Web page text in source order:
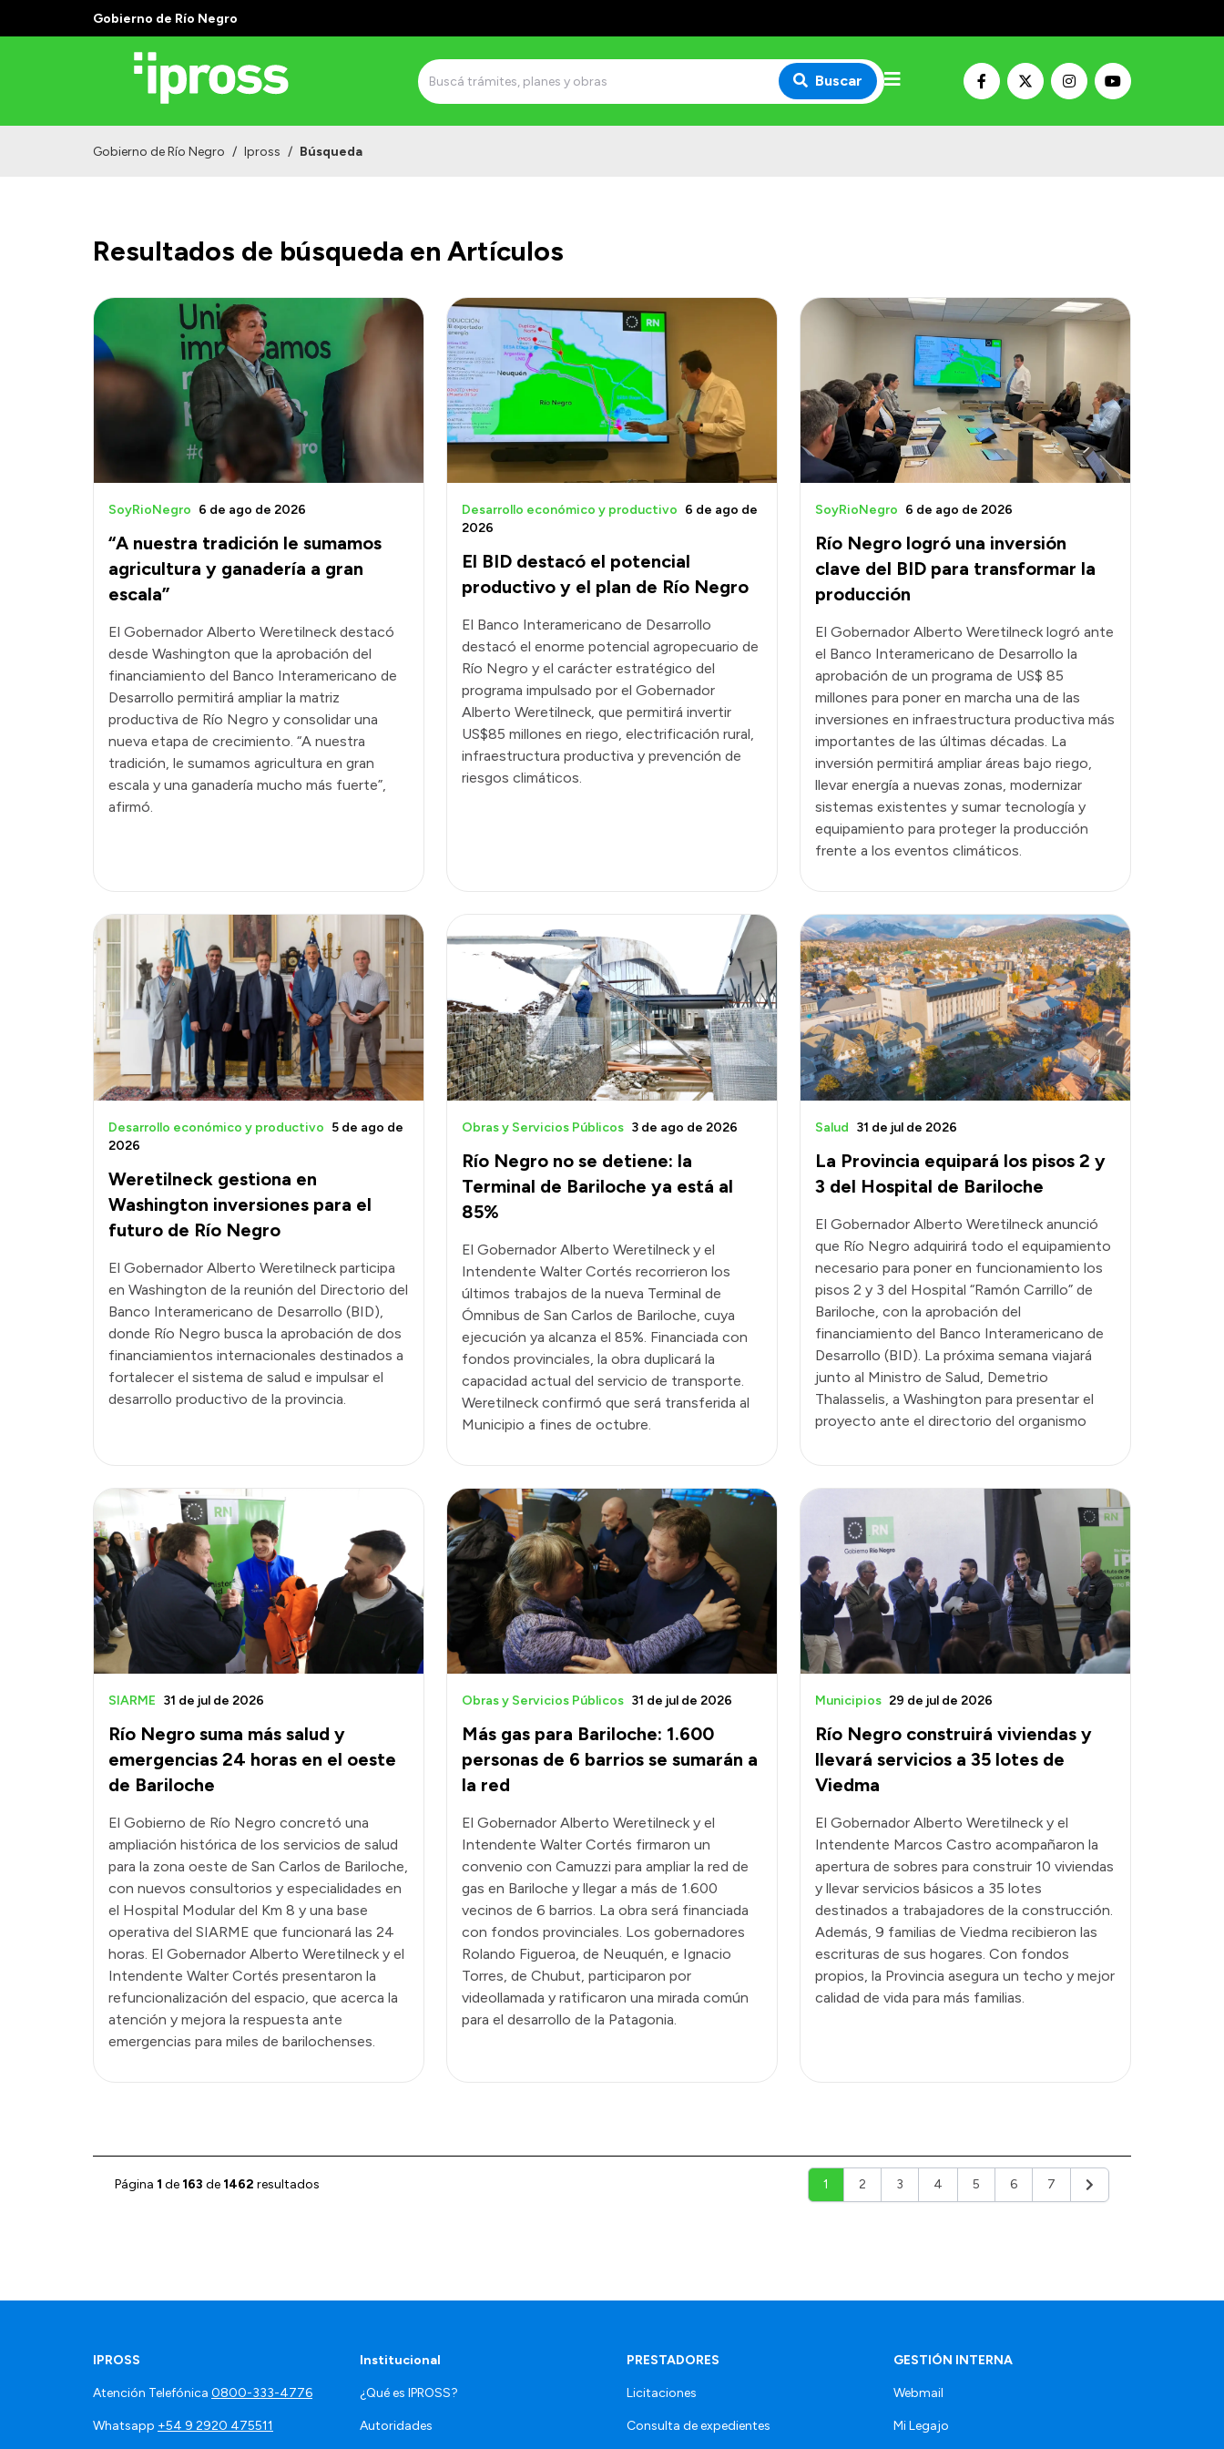
Gobierno de Río Negro
Buscar
Gobierno de Río Negro / Ipross / Búsqueda
Resultados de búsqueda en Artículos
“A nuestra tradición le sumamos
agricultura y ganadería a gran
escala”
SoyRioNegro 6 de ago de 2026
El Gobernador Alberto Weretilneck destacó
desde Washington que la aprobación del
financiamiento del Banco Interamericano de
Desarrollo permitirá ampliar la matriz
productiva de Río Negro y consolidar una
nueva etapa de crecimiento. “A nuestra
tradición, le sumamos agricultura en gran
escala y una ganadería mucho más fuerte”,
afirmó.
El BID destacó el potencial
productivo y el plan de Río Negro
Desarrollo económico y productivo 6 de ago de
2026
El Banco Interamericano de Desarrollo
destacó el enorme potencial agropecuario de
Río Negro y el carácter estratégico del
programa impulsado por el Gobernador
Alberto Weretilneck, que permitirá invertir
US$85 millones en riego, electrificación rural,
infraestructura productiva y prevención de
riesgos climáticos.
Río Negro logró una inversión
clave del BID para transformar la
producción
SoyRioNegro 6 de ago de 2026
El Gobernador Alberto Weretilneck logró ante
el Banco Interamericano de Desarrollo la
aprobación de un programa de US$ 85
millones para poner en marcha una de las
inversiones en infraestructura productiva más
importantes de las últimas décadas. La
inversión permitirá ampliar áreas bajo riego,
llevar energía a nuevas zonas, modernizar
sistemas existentes y sumar tecnología y
equipamiento para proteger la producción
frente a los eventos climáticos.
Weretilneck gestiona en
Washington inversiones para el
futuro de Río Negro
Desarrollo económico y productivo 5 de ago de
2026
El Gobernador Alberto Weretilneck participa
en Washington de la reunión del Directorio del
Banco Interamericano de Desarrollo (BID),
donde Río Negro busca la aprobación de dos
financiamientos internacionales destinados a
fortalecer el sistema de salud e impulsar el
desarrollo productivo de la provincia.
Río Negro no se detiene: la
Terminal de Bariloche ya está al
85%
Obras y Servicios Públicos 3 de ago de 2026
El Gobernador Alberto Weretilneck y el
Intendente Walter Cortés recorrieron los
últimos trabajos de la nueva Terminal de
Ómnibus de San Carlos de Bariloche, cuya
ejecución ya alcanza el 85%. Financiada con
fondos provinciales, la obra duplicará la
capacidad actual del servicio de transporte.
Weretilneck confirmó que será transferida al
Municipio a fines de octubre.
La Provincia equipará los pisos 2 y
3 del Hospital de Bariloche
Salud 31 de jul de 2026
El Gobernador Alberto Weretilneck anunció
que Río Negro adquirirá todo el equipamiento
necesario para poner en funcionamiento los
pisos 2 y 3 del Hospital “Ramón Carrillo” de
Bariloche, con la aprobación del
financiamiento del Banco Interamericano de
Desarrollo (BID). La próxima semana viajará
junto al Ministro de Salud, Demetrio
Thalasselis, a Washington para presentar el
proyecto ante el directorio del organismo
Río Negro suma más salud y
emergencias 24 horas en el oeste
de Bariloche
SIARME 31 de jul de 2026
El Gobierno de Río Negro concretó una
ampliación histórica de los servicios de salud
para la zona oeste de San Carlos de Bariloche,
con nuevos consultorios y especialidades en
el Hospital Modular del Km 8 y una base
operativa del SIARME que funcionará las 24
horas. El Gobernador Alberto Weretilneck y el
Intendente Walter Cortés presentaron la
refuncionalización del espacio, que acerca la
atención y mejora la respuesta ante
emergencias para miles de barilochenses.
Más gas para Bariloche: 1.600
personas de 6 barrios se sumarán a
la red
Obras y Servicios Públicos 31 de jul de 2026
El Gobernador Alberto Weretilneck y el
Intendente Walter Cortés firmaron un
convenio con Camuzzi para ampliar la red de
gas en Bariloche y llegar a más de 1.600
vecinos de 6 barrios. La obra será financiada
con fondos provinciales. Los gobernadores
Rolando Figueroa, de Neuquén, e Ignacio
Torres, de Chubut, participaron por
videollamada y ratificaron una mirada común
para el desarrollo de la Patagonia.
Río Negro construirá viviendas y
llevará servicios a 35 lotes de
Viedma
Municipios 29 de jul de 2026
El Gobernador Alberto Weretilneck y el
Intendente Marcos Castro acompañaron la
apertura de sobres para construir 10 viviendas
y llevar servicios básicos a 35 lotes
destinados a trabajadores de la construcción.
Además, 9 familias de Viedma recibieron las
escrituras de sus hogares. Con fondos
propios, la Provincia asegura un techo y mejor
calidad de vida para más familias.
Página 1 de 163 de 1462 resultados 1 2 3 4 5 6 7 Siguiente
IPROSS
Atención Telefónica 0800-333-4776
Whatsapp +54 9 2920 475511
Institucional
¿Qué es IPROSS?
Autoridades
PRESTADORES
Licitaciones
Consulta de expedientes
GESTIÓN INTERNA
Webmail
Mi Legajo